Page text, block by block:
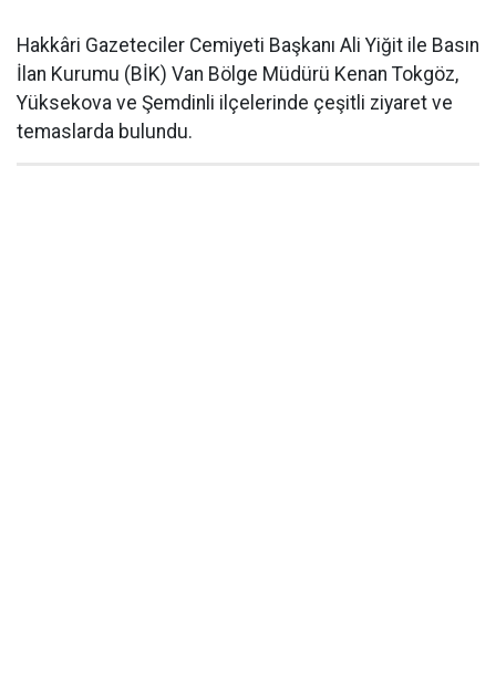
Hakkâri Gazeteciler Cemiyeti Başkanı Ali Yiğit ile Basın
İlan Kurumu (BİK) Van Bölge Müdürü Kenan Tokgöz,
Yüksekova ve Şemdinli ilçelerinde çeşitli ziyaret ve
temaslarda bulundu.